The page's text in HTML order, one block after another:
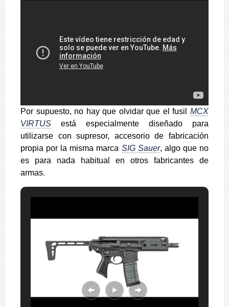
Por supuesto, no hay que olvidar que el fusil MCX
VIRTUS está especialmente diseñado para
utilizarse con supresor, accesorio de fabricación
propia por la misma marca SIG Sauer, algo que no
es para nada habitual en otros fabricantes de
armas.